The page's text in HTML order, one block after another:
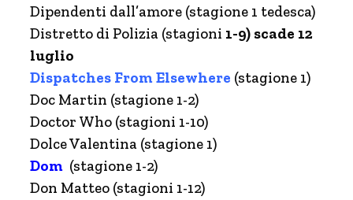
Dipendenti dall’amore (stagione 1 tedesca)
Distretto di Polizia (stagioni 1-9) scade 12
luglio
Dispatches From Elsewhere (stagione 1)
Doc Martin (stagione 1-2)
Doctor Who (stagioni 1-10)
Dolce Valentina (stagione 1)
Dom (stagione 1-2)
Don Matteo (stagioni 1-12)